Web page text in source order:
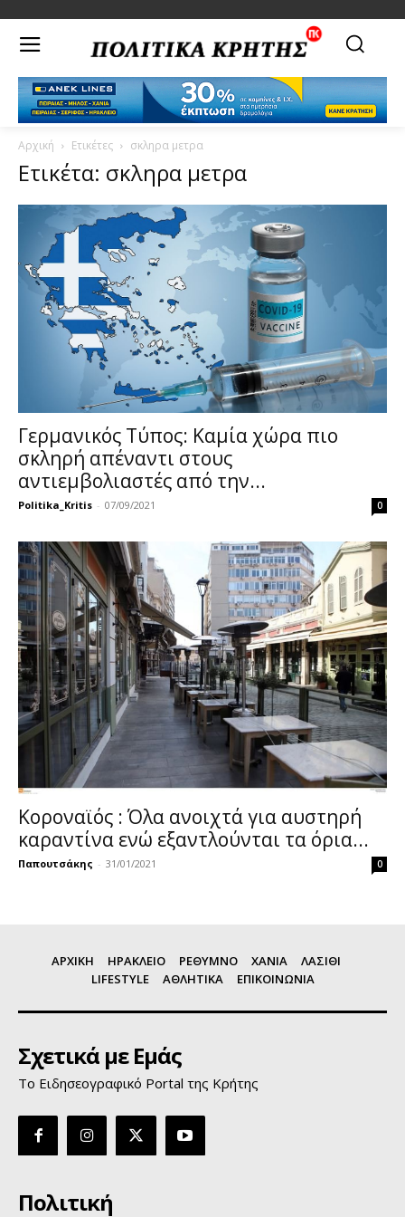
Αρχική Ετικέτες σκληρα μετρα
Ετικέτα: σκληρα μετρα
Γερμανικός Τύπος: Καμία χώρα πιο
σκληρή απέναντι στους
αντιεμβολιαστές από την...
Politika_Kritis - 07/09/2021 0
Κοροναϊός : Όλα ανοιχτά για αυστηρή
καραντίνα ενώ εξαντλούνται τα όρια...
Παπουτσάκης - 31/01/2021 0
ΑΡΧΙΚΗ ΗΡΑΚΛΕΙΟ ΡΕΘΥΜΝΟ ΧΑΝΙΑ
ΛΑΣΙΘΙ
LIFESTYLE
ΑΘΛΗΤΙΚΑ ΕΠΙΚΟΙΝΩΝΙΑ
Σχετικά με Εμάς
Το Ειδησεογραφικό Portal της Κρήτης
Πολιτική